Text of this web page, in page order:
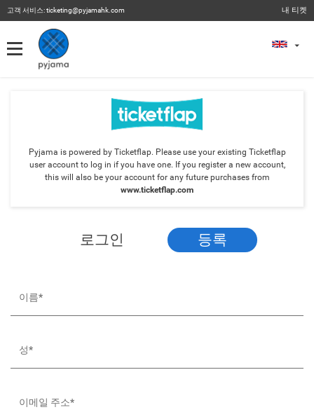
고객 서비스:ticketing@pyjamahk.com 내 티켓
내 티켓
Pyjama is powered by Ticketflap. Please use your existing Ticketflap
user account to log in if you have one. If you register a new account,
this will also be your account for any future purchases from
www.ticketflap.com
로그인 등록